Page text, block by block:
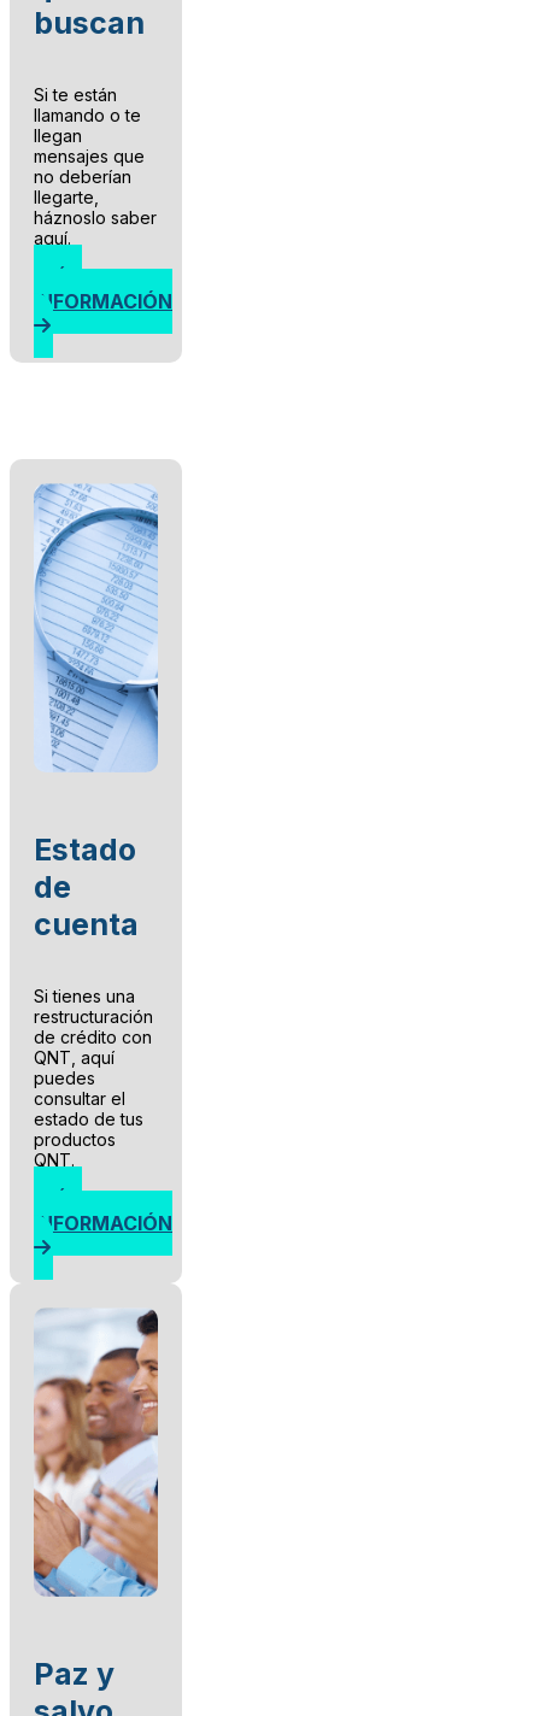
buscan
Si te están
llamando o te
llegan
mensajes que
no deberían
llegarte,
háznoslo saber
aquí.
INFORMACIÓN
Estado
de
cuenta
Si tienes una
restructuración
de crédito con
QNT, aquí
puedes
consultar el
estado de tus
productos
QNT.
INFORMACIÓN
Paz y